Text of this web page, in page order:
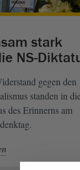
stark
NS-
gegen den
standen in
des Erinnerns am